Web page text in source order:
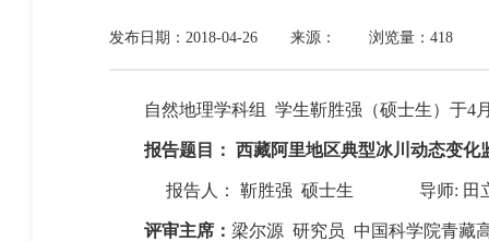
发布日期：2018-04-26 来源： 浏览量：418
自然地理学科组 学生靳胜强 （硕士生）于4
报告题目： 西藏阿里地区典型冰川动态变化
报告人： 靳胜强 硕士生 导师: 田
评审主席： 梁尔源 研究员 中国科学院青藏